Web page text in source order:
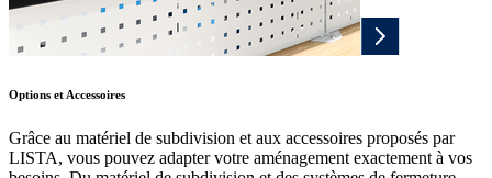
Options et Accessoires
Grâce au matériel de subdivision et aux accessoires proposés par
LISTA, vous pouvez adapter votre aménagement exactement à vos